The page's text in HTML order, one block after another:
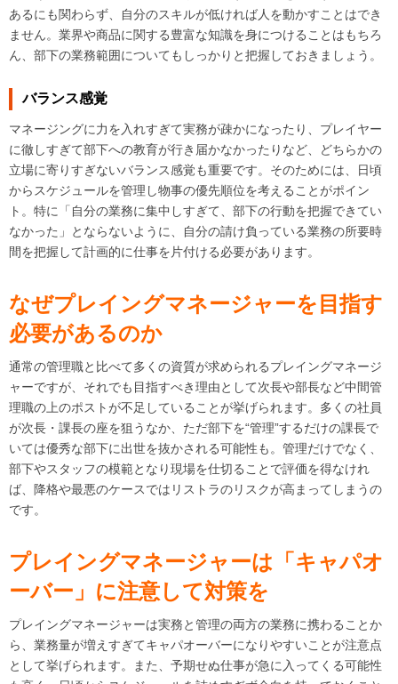
あるにも関わらず、自分のスキルが低ければ人を動かすことはでき
ません。業界や商品に関する豊富な知識を身につけることはもちろ
ん、部下の業務範囲についてもしっかりと把握しておきましょう。
バランス感覚
マネージングに力を入れすぎて実務が疎かになったり、プレイヤー
に徹しすぎて部下への教育が行き届かなかったりなど、どちらかの
立場に寄りすぎないバランス感覚も重要です。そのためには、日頃
からスケジュールを管理し物事の優先順位を考えることがポイン
ト。特に「自分の業務に集中しすぎて、部下の行動を把握できてい
なかった」とならないように、自分の請け負っている業務の所要時
間を把握して計画的に仕事を片付ける必要があります。
なぜプレイングマネージャーを目指す
必要があるのか
通常の管理職と比べて多くの資質が求められるプレイングマネージ
ャーですが、それでも目指すべき理由として次長や部長など中間管
理職の上のポストが不足していることが挙げられます。多くの社員
が次長・課長の座を狙うなか、ただ部下を“管理”するだけの課長で
いては優秀な部下に出世を抜かされる可能性も。管理だけでなく、
部下やスタッフの模範となり現場を仕切ることで評価を得なけれ
ば、降格や最悪のケースではリストラのリスクが高まってしまうの
です。
プレイングマネージャーは「キャパオ
ーバー」に注意して対策を
プレイングマネージャーは実務と管理の両方の業務に携わることか
ら、業務量が増えすぎてキャパオーバーになりやすいことが注意点
として挙げられます。また、予期せぬ仕事が急に入ってくる可能性